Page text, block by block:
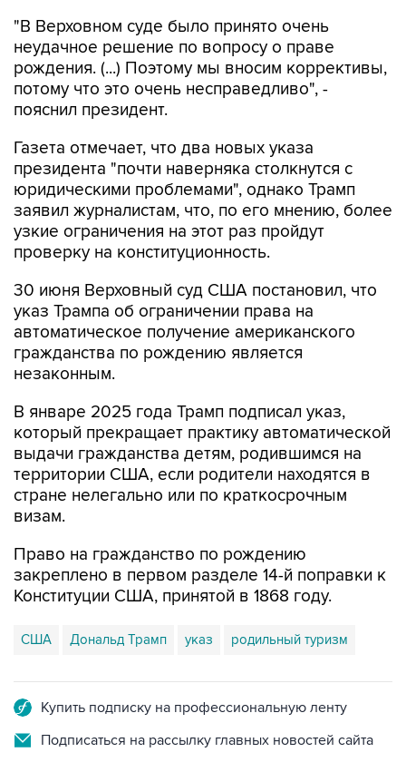
"В Верховном суде было принято очень
неудачное решение по вопросу о праве
рождения. (...) Поэтому мы вносим коррективы,
потому что это очень несправедливо", -
пояснил президент.
Газета отмечает, что два новых указа
президента "почти наверняка столкнутся с
юридическими проблемами", однако Трамп
заявил журналистам, что, по его мнению, более
узкие ограничения на этот раз пройдут
проверку на конституционность.
30 июня Верховный суд США постановил, что
указ Трампа об ограничении права на
автоматическое получение американского
гражданства по рождению является
незаконным.
В январе 2025 года Трамп подписал указ,
который прекращает практику автоматической
выдачи гражданства детям, родившимся на
территории США, если родители находятся в
стране нелегально или по краткосрочным
визам.
Право на гражданство по рождению
закреплено в первом разделе 14-й поправки к
Конституции США, принятой в 1868 году.
США Дональд Трамп указ родильный туризм
Купить подписку на профессиональную ленту
Подписаться на рассылку главных новостей сайта